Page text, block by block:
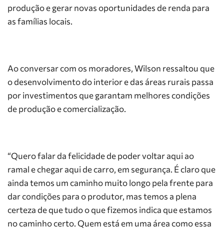
produção e gerar novas oportunidades de renda para
as famílias locais.
Ao conversar com os moradores, Wilson ressaltou que
o desenvolvimento do interior e das áreas rurais passa
por investimentos que garantam melhores condições
de produção e comercialização.
“Quero falar da felicidade de poder voltar aqui ao
ramal e chegar aqui de carro, em segurança. É claro que
ainda temos um caminho muito longo pela frente para
dar condições para o produtor, mas temos a plena
certeza de que tudo o que fizemos indica que estamos
no caminho certo. Quem está em uma área como essa